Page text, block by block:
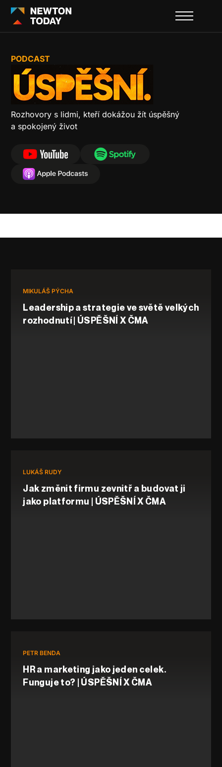
Úspěšní - podcast
PODCAST
Rozhovory s lidmi, kteří dokážou žít úspěšný
a spokojený život
MIKULÁŠ PÝCHA
Leadership a strategie ve světě velkých
rozhodnutí | ÚSPĚŠNÍ X ČMA
LUKÁŠ RUDY
Jak změnit firmu zevnitř a budovat ji
jako platformu | ÚSPĚŠNÍ X ČMA
PETR BENDA
HR a marketing jako jeden celek.
Funguje to? | ÚSPĚŠNÍ X ČMA